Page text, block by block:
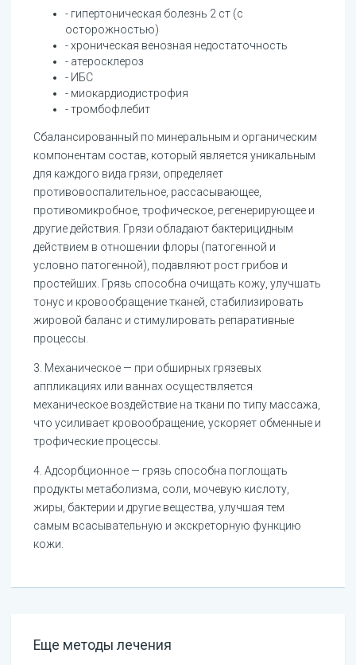
- гипертоническая болезнь 2 ст (с
осторожностью)
- хроническая венозная недостаточность
- атеросклероз
- ИБС
- миокардиодистрофия
- тромбофлебит
Сбалансированный по минеральным и органическим
компонентам состав, который является уникальным
для каждого вида грязи, определяет
противовоспалительное, рассасывающее,
противомикробное, трофическое, регенерирующее и
другие действия. Грязи обладают бактерицидным
действием в отношении флоры (патогенной и
условно патогенной), подавляют рост грибов и
простейших. Грязь способна очищать кожу, улучшать
тонус и кровообращение тканей, стабилизировать
жировой баланс и стимулировать репаративные
процессы.
3. Механическое — при обширных грязевых
аппликациях или ваннах осуществляется
механическое воздействие на ткани по типу массажа,
что усиливает кровообращение, ускоряет обменные и
трофические процессы.
4. Адсорбционное — грязь способна поглощать
продукты метаболизма, соли, мочевую кислоту,
жиры, бактерии и другие вещества, улучшая тем
самым всасывательную и экскреторную функцию
кожи.
Еще методы лечения